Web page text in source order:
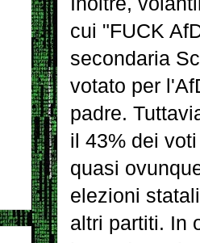
cui "FUCK
secondaria
votato per
padre.
il 43% dei
quasi
elezioni
altri partiti. In